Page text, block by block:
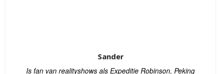
Sander
Is fan van realityshows als Expeditie Robinson, Peking